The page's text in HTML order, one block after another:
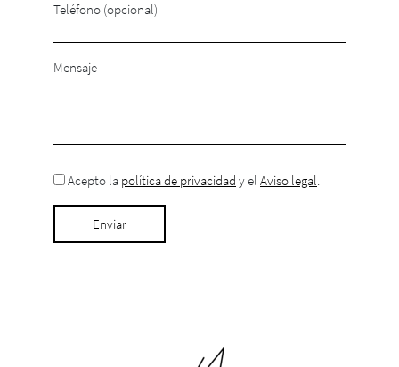
Teléfono (opcional)
Mensaje
Acepto la política de privacidad y el Aviso legal.